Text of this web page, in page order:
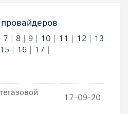
7 | 8| 9| 10 | 11 | 12| 13
15 | 16| 17 |
17-09-20